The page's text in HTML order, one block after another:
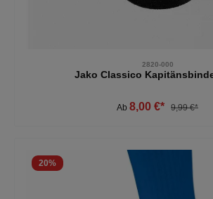
2820-000
Jako Classico
Ab 8,00 €* 9,99 €*
20%